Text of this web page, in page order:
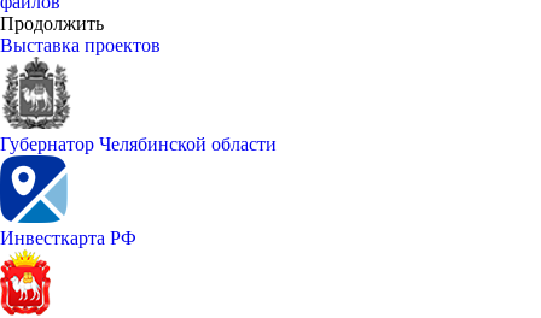
Продолжить
Выставка проектов
Губернатор Челябинской области
Инвесткарта РФ